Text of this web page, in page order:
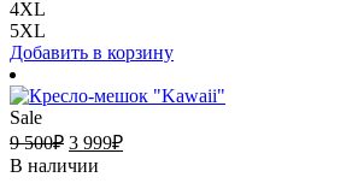
4XL
5XL
Добавить в корзину
Sale
9 500₽ 3 999₽
В наличии